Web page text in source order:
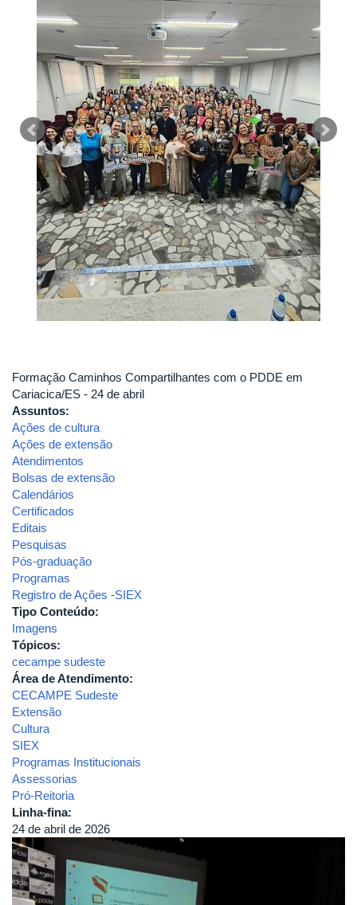
Formação Caminhos Compartilhantes com o PDDE em
Cariacica/ES - 24 de abril
Assuntos:
Ações de cultura
Ações de extensão
Atendimentos
Bolsas de extensão
Calendários
Certificados
Editais
Pesquisas
Pós-graduação
Programas
Registro de Ações -SIEX
Tipo Conteúdo:
Imagens
Tópicos:
cecampe sudeste
Área de Atendimento:
CECAMPE Sudeste
Extensão
Cultura
SIEX
Programas Institucionais
Assessorias
Pró-Reitoria
Linha-fina:
24 de abril de 2026